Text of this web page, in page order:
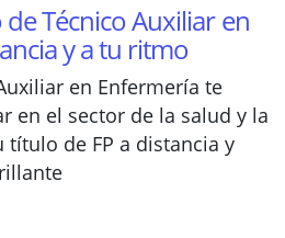
Técnico Auxiliar en
y a tu ritmo
en Enfermería te
en el sector de la salud y la
título de FP a distancia y